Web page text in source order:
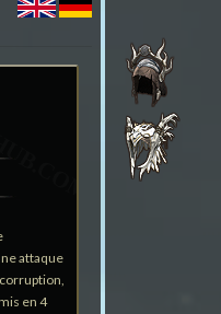
attaque
en 4